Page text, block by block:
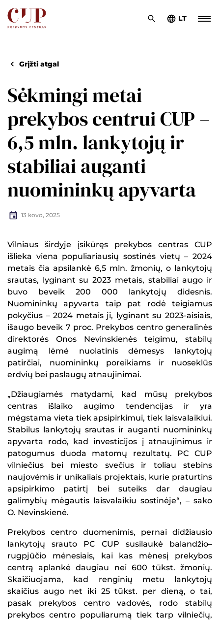
LT
Grįžti atgal
Sėkmingi metai
prekybos centrui CUP –
6,5 mln. lankytojų ir
stabiliai auganti
nuomininkų apyvarta
13 kovo, 2025
Vilniaus širdyje įsikūręs prekybos centras CUP
išlieka viena populiariausių sostinės vietų – 2024
metais čia apsilankė 6,5 mln. žmonių, o lankytojų
srautas, lyginant su 2023 metais, stabiliai augo ir
buvo beveik 200 000 lankytojų didesnis.
Nuomininkų apyvarta taip pat rodė teigiamus
pokyčius – 2024 metais ji, lyginant su 2023-aisiais,
išaugo beveik 7 proc. Prekybos centro generalinės
direktorės Onos Nevinskienės teigimu, stabilų
augimą lėmė nuolatinis dėmesys lankytojų
patirčiai, nuomininkų poreikiams ir nuoseklūs
erdvių bei paslaugų atnaujinimai.
„Džiaugiamės matydami, kad mūsų prekybos
centras išlaiko augimo tendencijas ir yra
mėgstama vieta tiek apsipirkimui, tiek laisvalaikiui.
Stabilus lankytojų srautas ir auganti nuomininkų
apyvarta rodo, kad investicijos į atnaujinimus ir
patogumus duoda matomų rezultatų. PC CUP
vilniečius bei miesto svečius ir toliau stebins
naujovėmis ir unikaliais projektais, kurie praturtins
apsipirkimo patirtį bei suteiks dar daugiau
galimybių mėgautis laisvalaikiu sostinėje“, – sako
O. Nevinskienė.
Prekybos centro duomenimis, pernai didžiausio
lankytojų srauto PC CUP susilaukė balandžio–
rugpjūčio mėnesiais, kai kas mėnesį prekybos
centrą aplankė daugiau nei 600 tūkst. žmonių.
Skaičiuojama, kad renginių metu lankytojų
skaičius augo net iki 25 tūkst. per dieną, o tai,
pasak prekybos centro vadovės, rodo stabilų
prekybos centro populiarumą tiek tarp vilniečių,